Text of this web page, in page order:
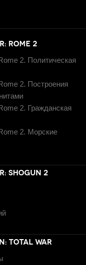
ROME 2
2. Политическая
2. Построения
2. Гражданская
2. Морские
SHOGUN 2
TOTAL WAR